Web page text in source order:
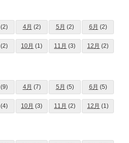
(2) 4月 (2) 5月 (2) 6月 (2)
(2) 10月 (1) 11月 (3) 12月 (2)
(9) 4月 (7) 5月 (5) 6月 (5)
(4) 10月 (3) 11月 (2) 12月 (1)